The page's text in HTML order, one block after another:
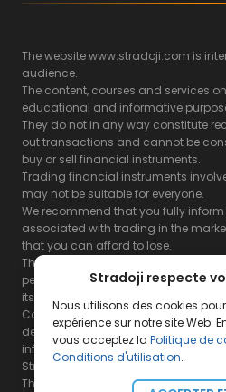
Stradoji respecte
Nous utilisons des cookies
expérience sur notre site Web.
vous acceptez la Politique de
Conditions d'utilisation.
The website www.stradoji.com is
audience.
The content, courses and services
educational and informative
They do not in any way constitute
out transactions and cannot be
buy or sell financial instruments.
Trading financial instruments
may not be suitable for everyone.
We recommend that you fully inform
associated with trading in the
that you can afford to lose.
The Stradoji site does not guarantee
performance of products based on
its site and its servers.
Consequently, the Stradoji site and
decline all responsibility in the use
information and the consequences
Stradoji Services are not authorized
The full legal notices areavailable